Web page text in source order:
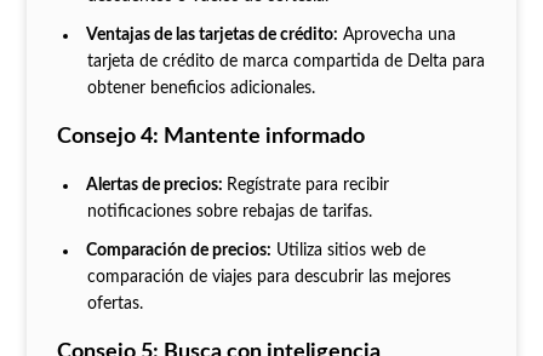
Ventajas de las tarjetas de crédito: Aprovecha una
tarjeta de crédito de marca compartida de Delta para
obtener beneficios adicionales.
Consejo 4: Mantente informado
Alertas de precios: Regístrate para recibir
notificaciones sobre rebajas de tarifas.
Comparación de precios: Utiliza sitios web de
comparación de viajes para descubrir las mejores
ofertas.